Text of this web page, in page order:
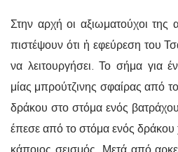
Στην αρχή οι αξιωματούχοι
πιστέψουν ότι ἡ εφεύρεση του
να λειτουργήσει. Το σήμα για
μίας μπρούτζινης σφαίρας από
δράκου στο στόμα ενός
έπεσε από το στόμα ενός δράκου